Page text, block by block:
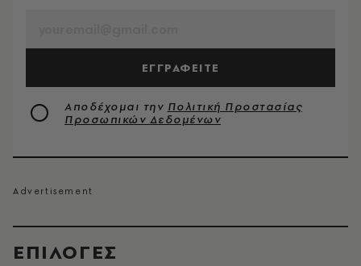
EΠΙΛΟΓΈΣ
ΕΓΓΡΑΦΕΙΤΕ
Αποδέχομαι την Πολιτική Προστασίας
Προσωπικών Δεδομένων